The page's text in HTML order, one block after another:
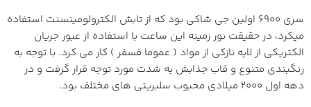
سری 6900 اولین جی شاکی بود که از تابش الکترولومینسنت استفاده
میکرد، در حقیقت نور زمینه این ساعت با استفاده از عبور جریان
الکتریکی از لایه نازکی از مواد ( عموما فسفر ) کار می کرد. با توجه به
رنگبندی متنوع و قاب جذابش به شدت مورد توجه قرار گرفت و در
دهه اول 2000 میلادی محبوب سلبریتی های مختلف بود.